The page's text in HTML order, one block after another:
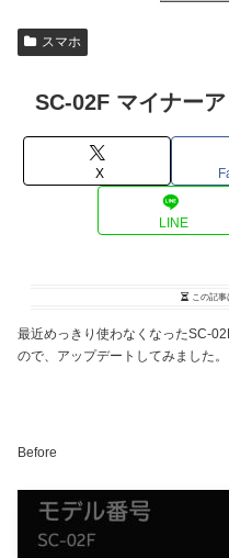
スマホ
SC-02F マイナー
X
LINE
この記事
最近めっきり使わなくなったSC-
ので、アップデートしてみました。
Before